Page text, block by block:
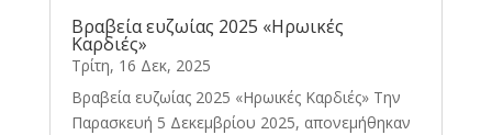
Βραβεία ευζωίας 2025 «Ηρωικές
Καρδιές»
Τρίτη, 16 Δεκ, 2025
Βραβεία ευζωίας 2025 «Ηρωικές Καρδιές» Την
Παρασκευή 5 Δεκεμβρίου 2025, απονεμήθηκαν